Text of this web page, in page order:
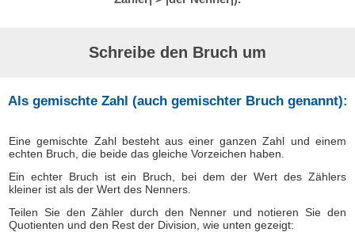
Schreibe den Bruch um
Als gemischte Zahl (auch gemischter Bruch genannt):
Eine gemischte Zahl besteht aus einer ganzen Zahl und einem
echten Bruch, die beide das gleiche Vorzeichen haben.
Ein echter Bruch ist ein Bruch, bei dem der Wert des Zählers
kleiner ist als der Wert des Nenners.
Teilen Sie den Zähler durch den Nenner und notieren Sie den
Quotienten und den Rest der Division, wie unten gezeigt: